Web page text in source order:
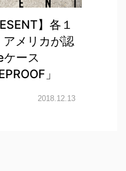
】各１
メリカが認
ース
」
2018.12.13